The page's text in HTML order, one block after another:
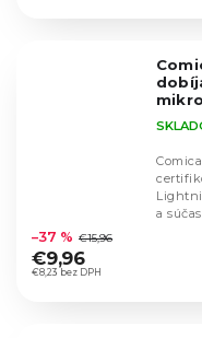
hodnotenie
produktu
je
€8,23 bez DPH
–37 % €15,96
€9,96
a